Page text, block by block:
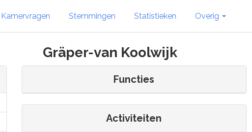
Kamervragen Stemmingen Statistieken Overig
Gräper-van Koolwijk
Functies
Activiteiten